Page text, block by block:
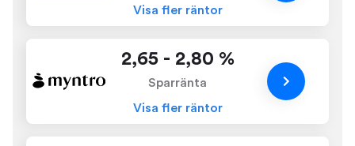
Visa fler räntor
2,65 - 2,80 %
Sparränta
Visa fler räntor